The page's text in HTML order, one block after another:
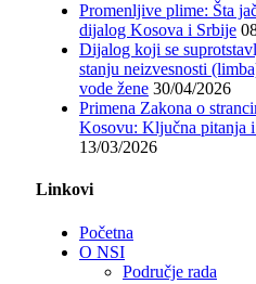
Promenljive plime: Šta
dijalog Kosova i Srbije
Dijalog koji se
stanju neizvesnosti
vode žene 30/04/2026
Primena Zakona o
Kosovu: Ključna pitanja
13/03/2026
Linkovi
Početna
O NSI
Područje rada